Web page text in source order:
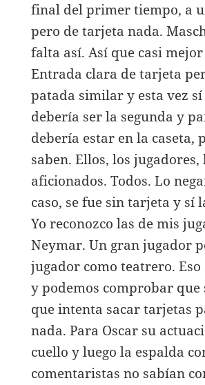
final del primer tiempo, a
pero de tarjeta nada.
falta así. Así que casi
Entrada clara de tarjeta
patada similar y esta vez
debería ser la segunda y
debería estar en la caseta,
saben. Ellos, los
aficionados. Todos. Lo
caso, se fue sin tarjeta y sí
Yo reconozco las de mis
Neymar. Un gran jugador
jugador como teatrero.
y podemos comprobar
que intenta sacar tarjetas
nada. Para Oscar su
cuello y luego la espalda
comentaristas no sabían